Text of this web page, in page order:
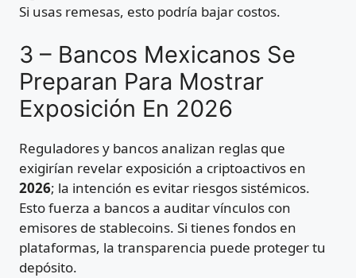
Si usas remesas, esto podría bajar costos.
3 – Bancos Mexicanos Se
Preparan Para Mostrar
Exposición En 2026
Reguladores y bancos analizan reglas que
exigirían revelar exposición a criptoactivos en
2026; la intención es evitar riesgos sistémicos.
Esto fuerza a bancos a auditar vínculos con
emisores de stablecoins. Si tienes fondos en
plataformas, la transparencia puede proteger tu
depósito.